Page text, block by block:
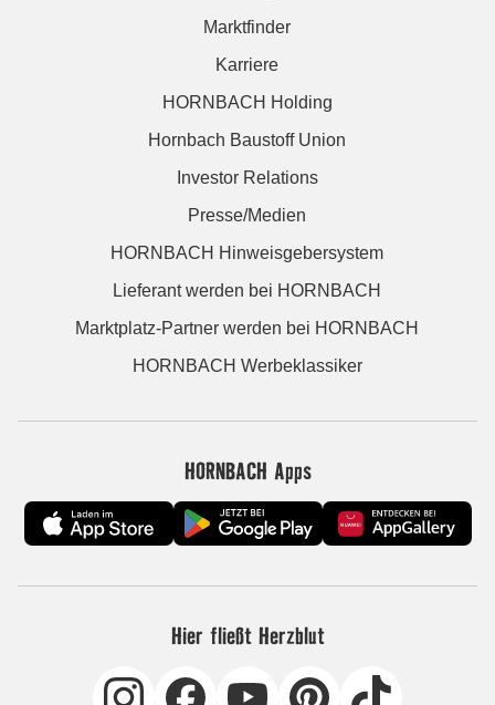
Marktfinder
Karriere
HORNBACH Holding
Hornbach Baustoff Union
Investor Relations
Presse/Medien
HORNBACH Hinweisgebersystem
Lieferant werden bei HORNBACH
Marktplatz-Partner werden bei HORNBACH
HORNBACH Werbeklassiker
HORNBACH Apps
Hier fließt Herzblut